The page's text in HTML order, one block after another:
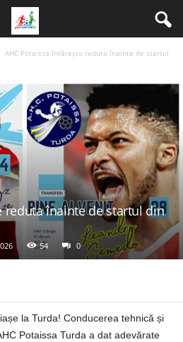
AHC Potaissa întărește reduta înainte de startul
reduta înainte de startul din
54 0
la Turda! Conducerea tehnică și
Potaissa Turda a dat adevărate